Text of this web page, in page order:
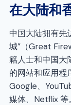
在大陆和
中国大陆拥有先
城”（Great
籍人士和中国大
的网站和应用程
Google、
媒体、Netflix 等